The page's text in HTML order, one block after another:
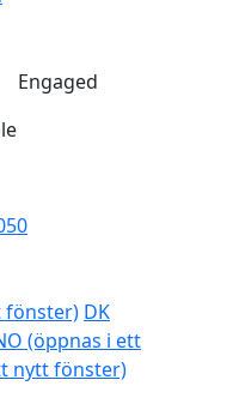
Engaged
fönster) DK
(öppnas i ett
nytt fönster)